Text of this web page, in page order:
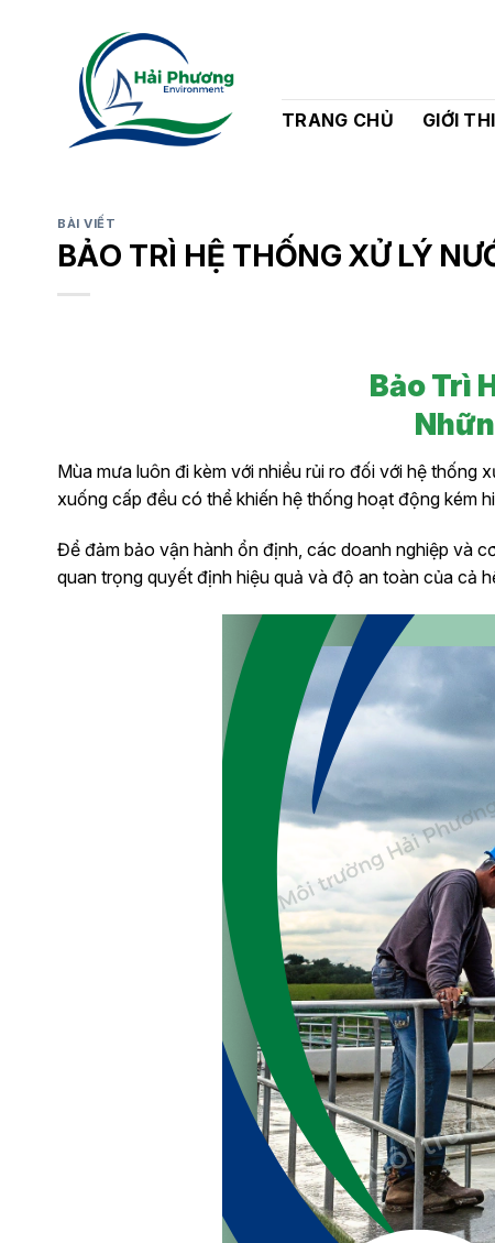
TRANG CHỦ GIỚI
BÀI VIẾT
BẢO TRÌ HỆ THỐNG XỬ LÝ
Bảo Trì
Mùa mưa luôn đi kèm với nhiều rủi ro đối với hệ thống
xuống cấp đều có thể khiến hệ thống hoạt động kém
Để đảm bảo vận hành ổn định, các doanh nghiệp và
quan trọng quyết định hiệu quả và độ an toàn của cả